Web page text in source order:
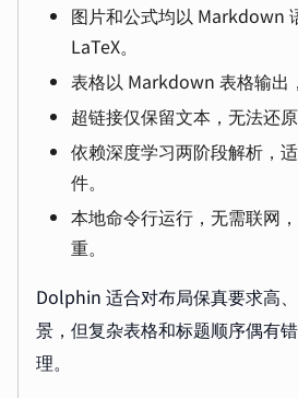
图片和公式均以 Markdown
LaTeX。
表格以 Markdown 表格输出
超链接仅保留文本，无法还原
依赖深度学习两阶段解析，
件。
本地命令行运行，无需联网
重。
Dolphin 适合对布局保真要求高
景，但复杂表格和标题顺序偶有
理。